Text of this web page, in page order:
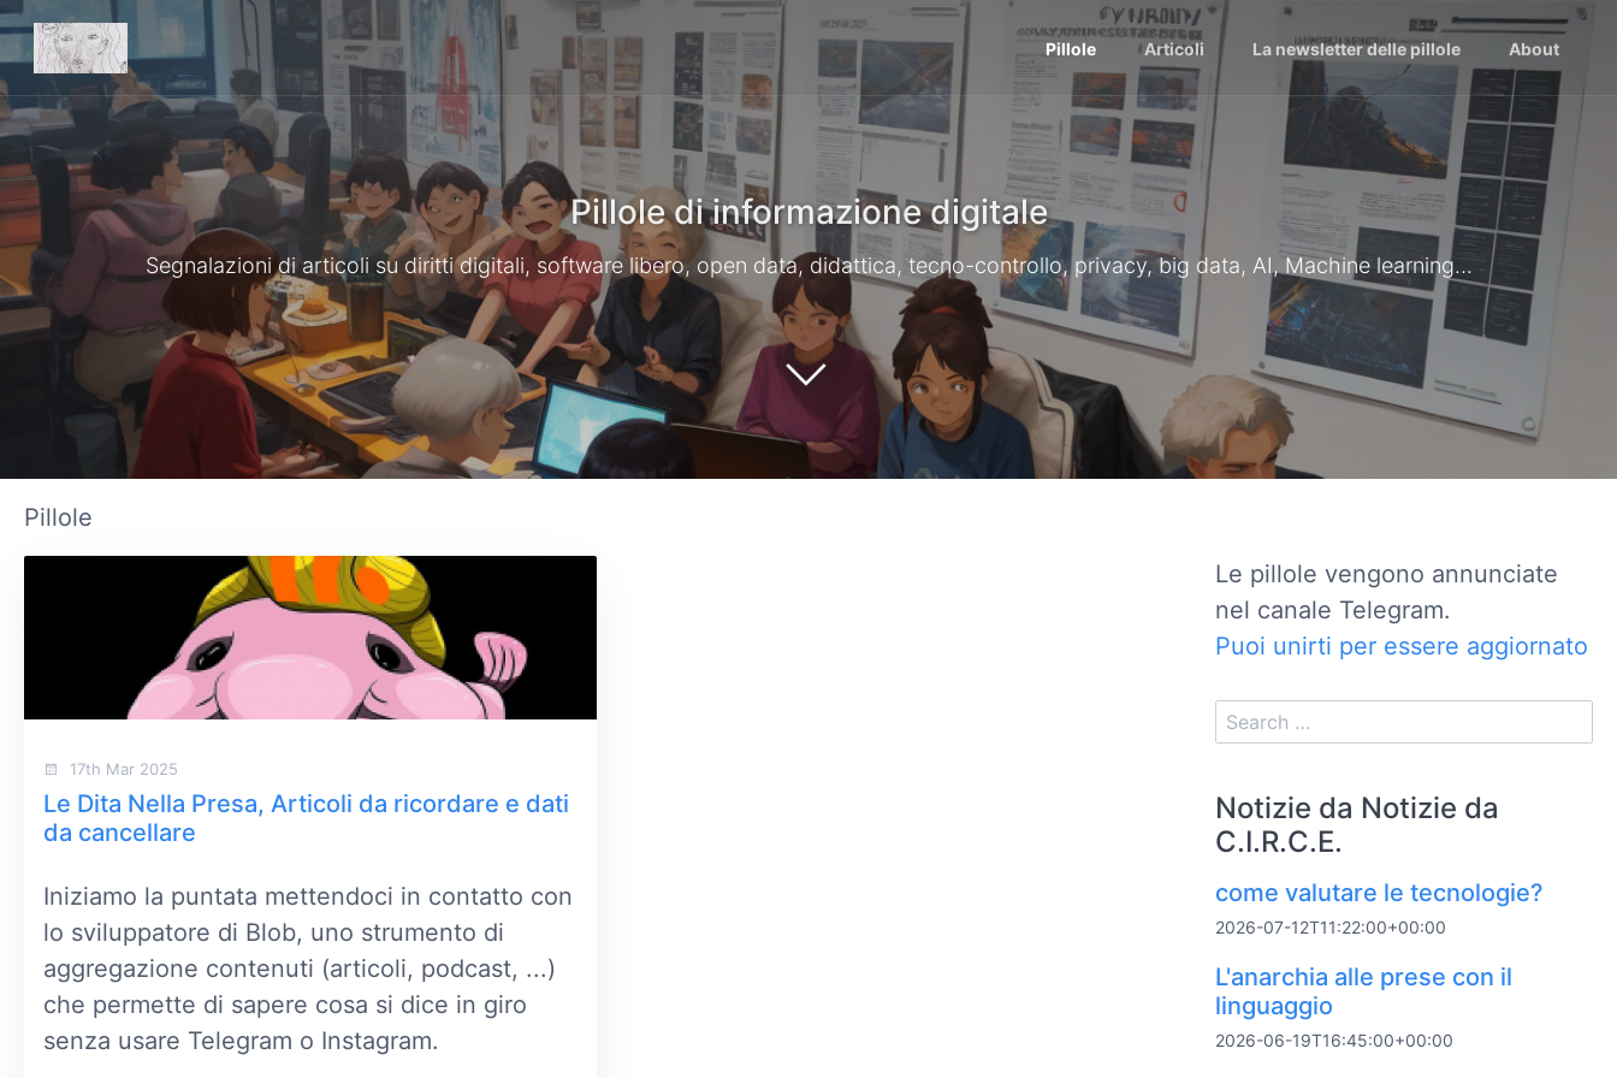
Pillole Articoli La newsletter delle pillole About
Pillole di informazione digitale
Segnalazioni di articoli su diritti digitali, software libero, open data, didattica, tecno-controllo, privacy, big data, AI, Machine learning...
Pillole
17th Mar 2025
Le Dita Nella Presa, Articoli da ricordare e dati
da cancellare
Iniziamo la puntata mettendoci in contatto con
lo sviluppatore di Blob, uno strumento di
aggregazione contenuti (articoli, podcast, ...)
che permette di sapere cosa si dice in giro
senza usare Telegram o Instagram.
Le pillole vengono annunciate
nel canale Telegram.
Puoi unirti per essere aggiornato
Notizie da Notizie da
C.I.R.C.E.
come valutare le tecnologie?
2026-07-12T11:22:00+00:00
L'anarchia alle prese con il
linguaggio
2026-06-19T16:45:00+00:00